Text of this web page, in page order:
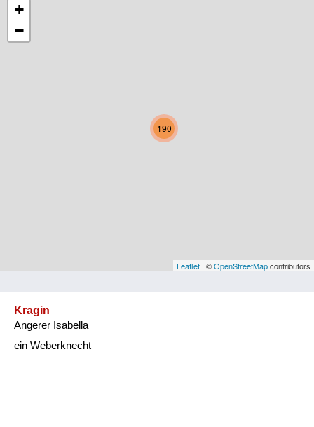
Niederösterreich
Oberösterreich
Vorarlberg
190
+
−
Leaflet | ©OpenStreetMapcontributors
Kragin
Angerer Isabella
ein Weberknecht